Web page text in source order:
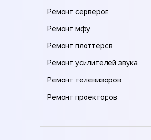
Ремонт серверов
Ремонт мфу
Ремонт плоттеров
Ремонт усилителей звука
Ремонт телевизоров
Ремонт проекторов